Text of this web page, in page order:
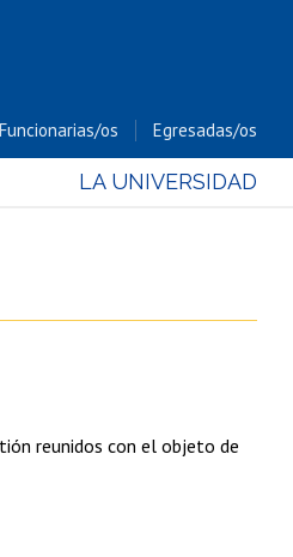
Funcionarias/os Egresadas/os
LA UNIVERSIDAD
reunidos con el objeto de